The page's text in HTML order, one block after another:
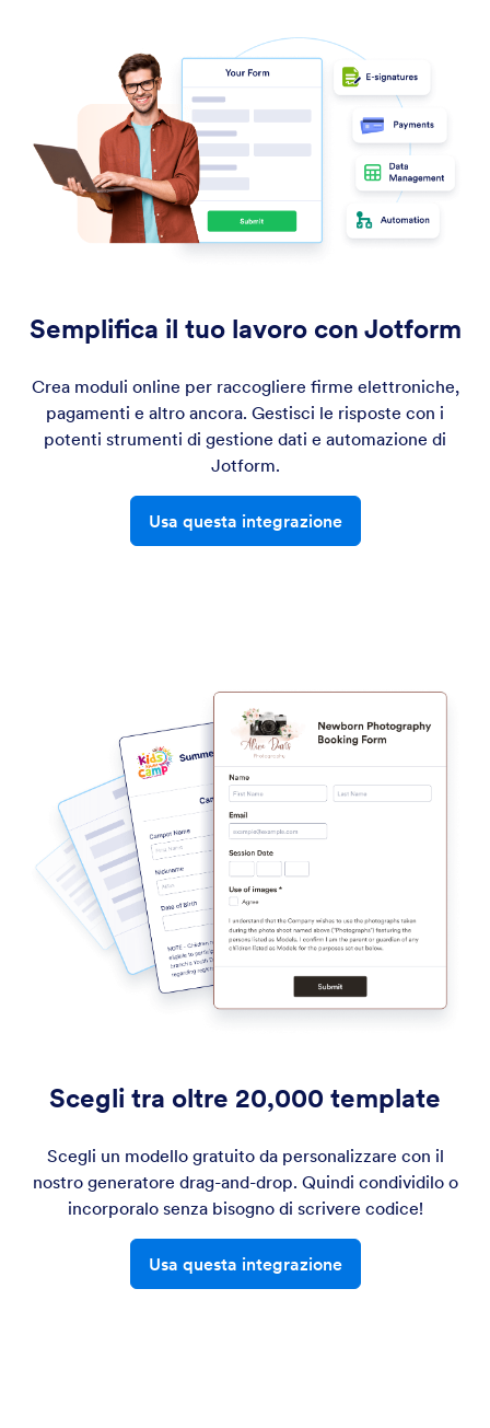
Semplifica il tuo lavoro con Jotform
Crea moduli online per raccogliere firme elettroniche,
pagamenti e altro ancora. Gestisci le risposte con i
potenti strumenti di gestione dati e automazione di
Jotform.
Usa questa integrazione
Scegli tra oltre 20,000 template
Scegli un modello gratuito da personalizzare con il
nostro generatore drag-and-drop. Quindi condividilo o
incorporalo senza bisogno di scrivere codice!
Usa questa integrazione